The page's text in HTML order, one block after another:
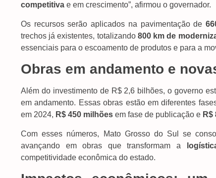
competitiva e em crescimento”, afirmou o governador.
Os recursos serão aplicados na pavimentação de
trechos já existentes, totalizando 800 km de
essenciais para o escoamento de produtos e para a
Obras em andamento e
Além do investimento de R$ 2,6 bilhões, o governo
em andamento. Essas obras estão em diferentes
em 2024, R$ 450 milhões em fase de publicação e R$
Com esses números, Mato Grosso do Sul se
avançando em obras que transformam a
competitividade econômica do estado.